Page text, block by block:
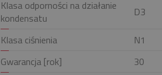
Klasa odporności na działanie
kondensatu
D3
Klasa ciśnienia
N1
Gwarancja [rok]
30